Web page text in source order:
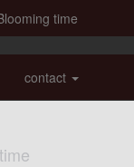
time
contact